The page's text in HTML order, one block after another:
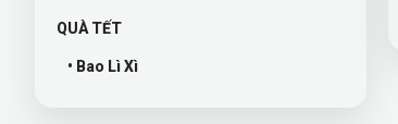
QUÀ TẾT
• Bao Lì Xì